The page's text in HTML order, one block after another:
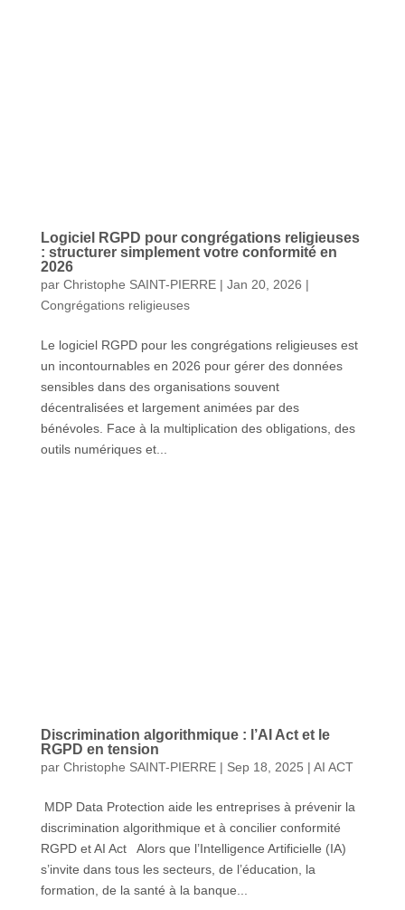
Logiciel RGPD pour congrégations religieuses
: structurer simplement votre conformité en
2026
par Christophe SAINT-PIERRE| Jan 20, 2026 |
Congrégations religieuses
Le logiciel RGPD pour les congrégations religieuses est
un incontournables en 2026 pour gérer des données
sensibles dans des organisations souvent
décentralisées et largement animées par des
bénévoles. Face à la multiplication des obligations, des
outils numériques et...
Discrimination algorithmique : l’AI Act et le
RGPD en tension
par Christophe SAINT-PIERRE| Sep 18, 2025 | AI ACT
MDP Data Protection aide les entreprises à prévenir la
discrimination algorithmique et à concilier conformité
RGPD et AI Act Alors que l’Intelligence Artificielle (IA)
s’invite dans tous les secteurs, de l’éducation, la
formation, de la santé à la banque...